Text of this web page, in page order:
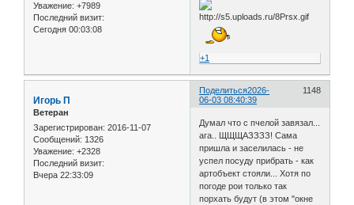
Уважение: +7989
Последний визит:
Сегодня 00:03:08
+1
Поделиться 1148
2026-
06-03 08:40:39
Игорь П
Ветеран
Зарегистрирован: 2016-11-07
Сообщений: 1326
Уважение: +2328
Последний визит:
Вчера 22:33:09
Думал что с пчелой завязал...
ага.. ЩЩЩАЗЗЗЗ! Сама
пришла и заселилась - не
успел посуду прибрать - как
артобъект стояли... Хотя по
погоде рои только так
порхать будут (в этом "окне